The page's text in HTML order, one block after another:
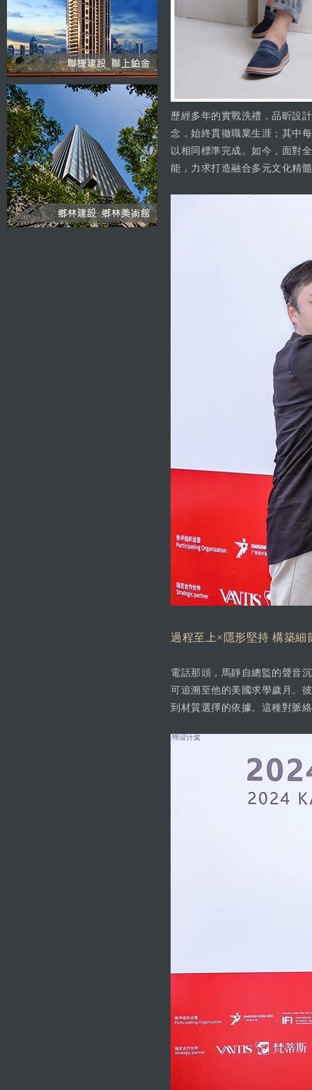
歷經多年的實戰洗禮，品昕設
念，始終貫徹職業生涯；其中
以相同標準完成。如今，面對
能，力求打造融合多元文化精
過程至上×隱形堅持 構築細
電話那頭，馬靜自總監的聲音
可追溯至他的美國求學歲月。
到材質選擇的依據。這種對脈